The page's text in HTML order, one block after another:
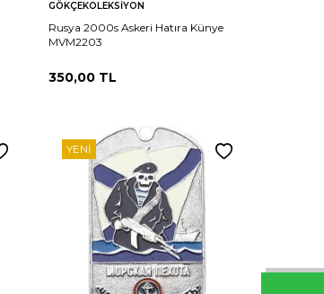
Ekle
GÖKÇEKOLEKSIYON
Rusya 2000s Askeri Hatıra Künye
MVM2203
350,00 TL
YENI